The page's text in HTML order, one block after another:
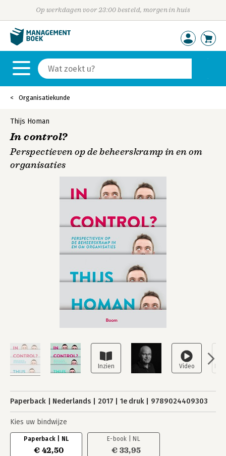
Op werkdagen voor 23:00 besteld, morgen in huis
Organisatiekunde
Thijs Homan
In control?
Perspectieven op de beheerskramp in en om
organisaties
Paperback Nederlands 2017 1e druk 9789024409303
Kies uw bindwijze
Paperback | NL
€ 42,50
E-book | NL
€ 33,95